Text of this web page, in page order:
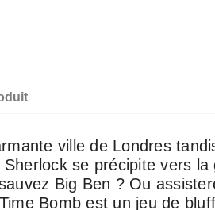
ville de Londres
Sherlock se précipite vers
Big Ben ? Ou
Bomb est un jeu de